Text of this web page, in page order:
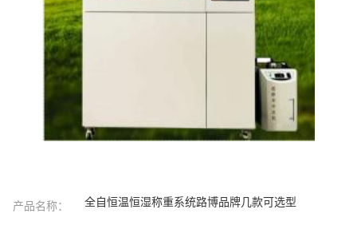
产品名称： 全自恒温恒湿称重系统路博品牌几款可选型